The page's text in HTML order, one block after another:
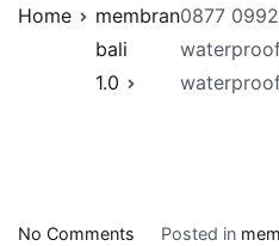
Home
membran
bali
1.0
0877
No Comments Posted in